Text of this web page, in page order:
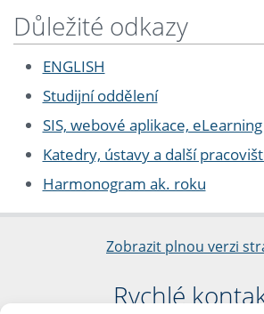
Důležité odkazy
ENGLISH
Studijní oddělení
SIS, webové aplikace, eLearning
Katedry, ústavy a další
Harmonogram ak. roku
Zobrazit plnou verzi
Rychlé